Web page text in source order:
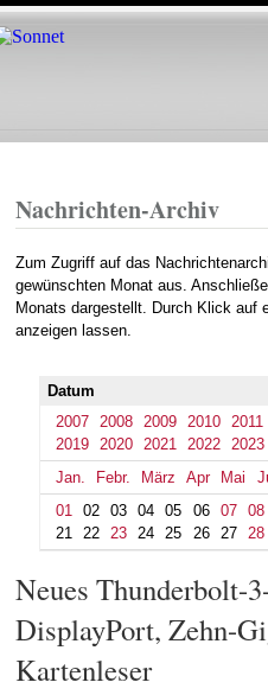
Direkt
zum
Nachrichten-Archiv
Zum Zugriff auf das
gewünschten Monat aus.
Monats dargestellt. Durch Klick auf
anzeigen lassen.
Datum
2007
2008 2009 2010
2011
2019
2020 2021 2022
2023
Jan.
Febr. März Apr Mai
01
02 03 04 05 06 07
08
21
22 23 24 25 26 27 28
Neues Thunderbolt-
DisplayPort, Zehn-
Kartenleser